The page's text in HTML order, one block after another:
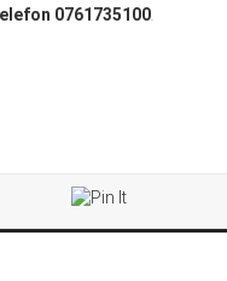
0761735100